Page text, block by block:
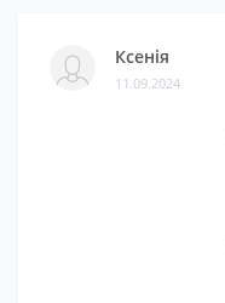
Ксенія
11.09.2024